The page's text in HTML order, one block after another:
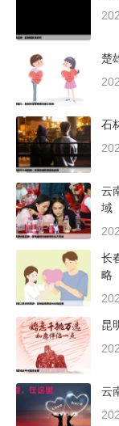
楚
石
云
域
长
略
昆
云